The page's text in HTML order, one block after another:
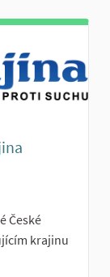
České
krajinu